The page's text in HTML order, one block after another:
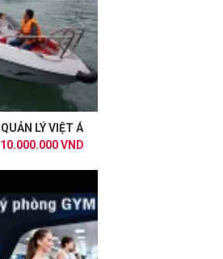
QUẢN LÝ VIỆT Á
10.000.000 VND